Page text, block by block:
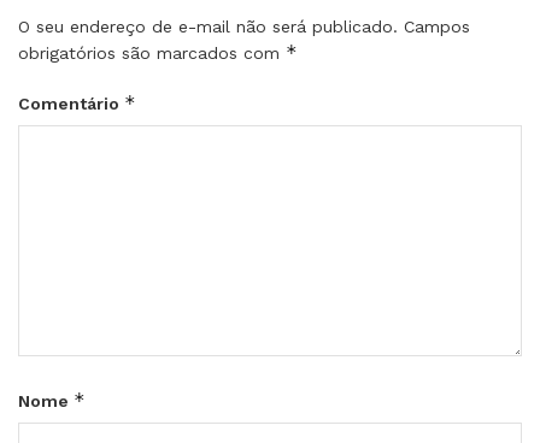
O seu endereço de e-mail não será publicado. Campos
obrigatórios são marcados com *
Comentário *
Nome *